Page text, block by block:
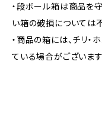
・段ボール箱は商品を
い箱の破損については
・商品の箱には、チリ
ている場合がございます